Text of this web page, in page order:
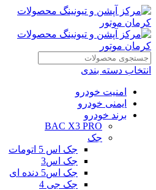
انتخاب دسته بندی
امنیت خودرو
ایمنی خودرو
برند خودرو
BAC X3 PRO
جک
جک اس 5 اتومات
جک اس3
جک اس5 دنده ای
جک جی 4